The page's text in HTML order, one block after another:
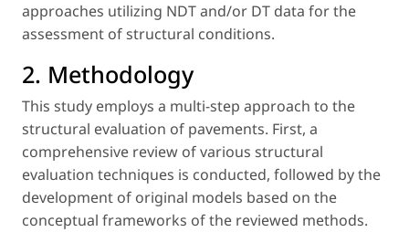
approaches utilizing NDT and/or DT data for the
assessment of structural conditions.
2. Methodology
This study employs a multi-step approach to the
structural evaluation of pavements. First, a
comprehensive review of various structural
evaluation techniques is conducted, followed by the
development of original models based on the
conceptual frameworks of the reviewed methods.